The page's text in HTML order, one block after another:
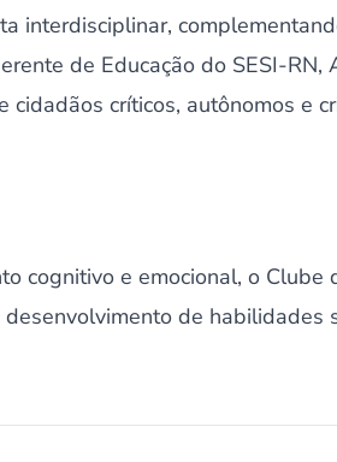
interdisciplinar,
de Educação do SESI-RN,
críticos, autônomos e
cognitivo e emocional, o Clube
de habilidades